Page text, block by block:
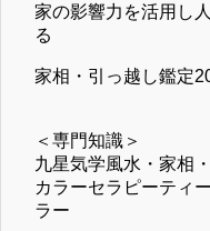
家の影響力を活用し
る
家相・引っ越し鑑定
＜専門知識＞
九星気学風水・家相
カラーセラピーティ
ラー